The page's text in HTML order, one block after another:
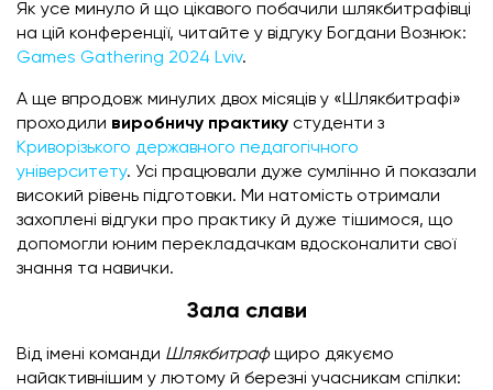
Як усе минуло й що цікавого побачили шлякбитрафівці
на цій конференції, читайте у відгуку Богдани Вознюк:
Games Gathering 2024 Lviv.
А ще впродовж минулих двох місяців у «Шлякбитрафі»
проходили виробничу практику студенти з
Криворізького державного педагогічного
університету. Усі працювали дуже сумлінно й показали
високий рівень підготовки. Ми натомість отримали
захоплені відгуки про практику й дуже тішимося, що
допомогли юним перекладачкам вдосконалити свої
знання та навички.
Зала слави
Від імені команди Шлякбитрафщиро дякуємо
найактивнішим у лютому й березні учасникам спілки: